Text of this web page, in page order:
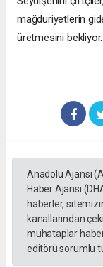
mağduriyetlerin
üretmesini bekliyor.
Anadolu Ajansı
Haber Ajansı
haberler,
kanallarından
muhataplar
editörü sorumlu